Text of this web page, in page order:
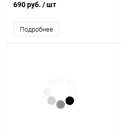
690 руб. / шт
Подробнее